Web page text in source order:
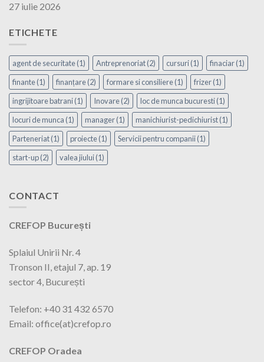
27 iulie 2026
ETICHETE
agent de securitate(1) Antreprenoriat(2) cursuri(1) finaciar(1)
finante(1) finanțare(2) formare si consiliere(1) frizer(1)
ingrijitoare batrani(1) Inovare(2) loc de munca bucuresti(1)
locuri de munca (1) manager(1) manichiurist-pedichiurist(1)
Parteneriat(1) proiecte(1) Servicii pentru companii(1)
start-up(2) valea jiului(1)
CONTACT
CREFOP București
Splaiul Unirii Nr. 4
Tronson II, etajul 7, ap. 19
sector 4, București
Telefon: +40 31 432 6570
Email: office(at)crefop.ro
CREFOP Oradea